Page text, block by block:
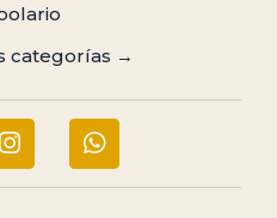
categorías →